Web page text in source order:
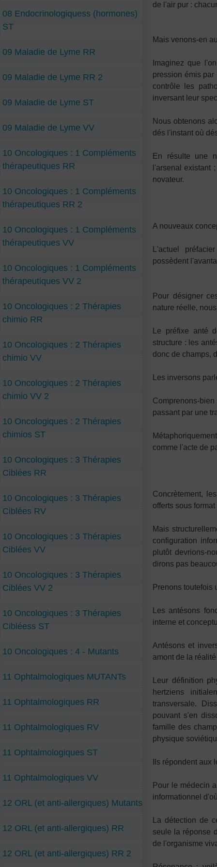
de l'air pur :
Mais venons-en
Imaginez que
pression émis
contrôle les
inversant leur
Nous obtenons
dés l'instant où
En résulte une
l'arsenal existant
novateur.
A nouveaux
L'actuel
possèdent
Pour désigner
nature réelle,
Le préfixe anté
structure : les
donc de champs,
Les inversons
Comprenons-
passant par une
comme l'acte de
Concrètement,
offerts sous
Mais
configuration
plutôt devrions-
dirons pas
Prenons toutefois
Les antésons
interne et
Antésons et
amont de la
Leur définition
hertziens
transversale.
pouvant s'en
famille des
physique
Ils répondent aux
Pour le médecin
informationnel
La détection de
seule la réponse
de l'organisme
08 Endocrinologiquess (hormones)
ST
09 Maladie de Lyme RR
09 Maladie de Lyme RR 2
09 Maladie de Lyme ST
09 Maladie de Lyme VV
10 Oncologiques : 1 Compléments
thérapeutiques RR
10 Oncologiques : 1 Compléments
thérapeutiques RR 2
10 Oncologiques : 1 Compléments
thérapeutiques VV
10 Oncologiques : 1 Compléments
thérapeutiques VV 2
10 Oncologiques : 2 Thérapies
chimio RR
10 Oncologiques : 2 Thérapies
chimio VV
10 Oncologiques : 2 Thérapies
chimio VV 2
10 Oncologiques : 2 Thérapies
chimios ST
10 Oncologiques : 3 Thérapies
Ciblées RR
10 Oncologiques : 3 Thérapies
Ciblées RV
10 Oncologiques : 3 Thérapies
Ciblées VV
10 Oncologiques : 3 Thérapies
Ciblées VV 2
10 Oncologiques : 3 Thérapies
Cibléess ST
10 Oncologiques : 4 - Mutants
11 Ophtalmologiques MUTANTs
11 Ophtalmologiques RR
11 Ophtalmologiques RV
11 Ophtalmologiques ST
11 Ophtalmologiques VV
12 ORL (et anti-allergiques) Mutants
12 ORL (et anti-allergiques) RR
12 ORL (et anti-allergiques) RR 2